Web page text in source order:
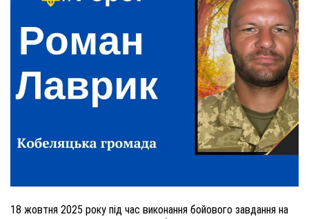
18 жовтня 2025 року під час виконання бойового завдання на